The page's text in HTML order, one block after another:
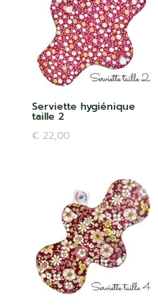
Serviette hygiénique
taille 2
€ 22,00